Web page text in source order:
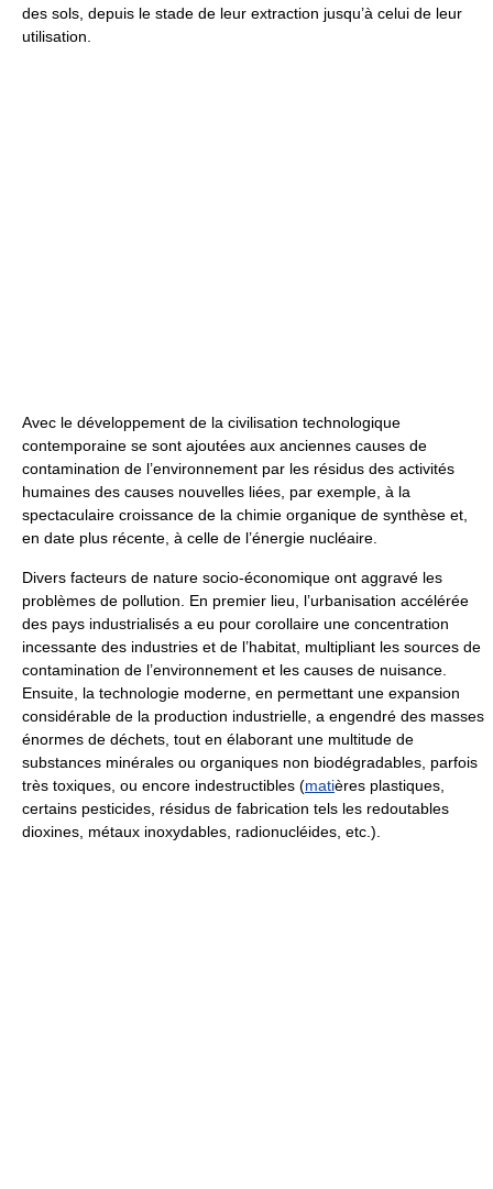
des sols, depuis le stade de leur extraction jusqu’à celui de leur
utilisation.
Avec le développement de la civilisation technologique
contemporaine se sont ajoutées aux anciennes causes de
contamination de l’environnement par les résidus des activités
humaines des causes nouvelles liées, par exemple, à la
spectaculaire croissance de la chimie organique de synthèse et,
en date plus récente, à celle de l’énergie nucléaire.
Divers facteurs de nature socio-économique ont aggravé les
problèmes de pollution. En premier lieu, l’urbanisation accélérée
des pays industrialisés a eu pour corollaire une concentration
incessante des industries et de l’habitat, multipliant les sources de
contamination de l’environnement et les causes de nuisance.
Ensuite, la technologie moderne, en permettant une expansion
considérable de la production industrielle, a engendré des masses
énormes de déchets, tout en élaborant une multitude de
substances minérales ou organiques non biodégradables, parfois
très toxiques, ou encore indestructibles (matières plastiques,
certains pesticides, résidus de fabrication tels les redoutables
dioxines, métaux inoxydables, radionucléides, etc.).